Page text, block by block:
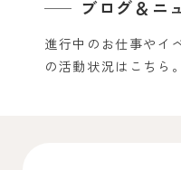
ブログ＆ニ
進行中のお仕事やイ
の活動状況はこちら。